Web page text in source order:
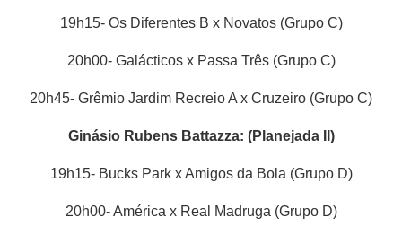
19h15- Os Diferentes B x Novatos (Grupo C)
20h00- Galácticos x Passa Três (Grupo C)
20h45- Grêmio Jardim Recreio A x Cruzeiro (Grupo C)
Ginásio Rubens Battazza: (Planejada II)
19h15- Bucks Park x Amigos da Bola (Grupo D)
20h00- América x Real Madruga (Grupo D)